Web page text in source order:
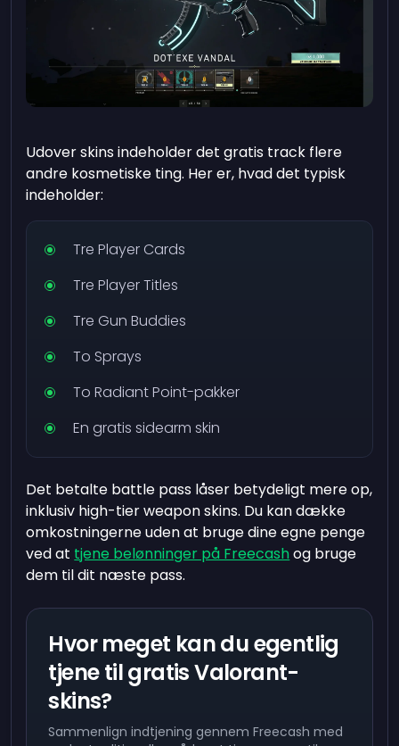
Udover skins indeholder det gratis track flere
andre kosmetiske ting. Her er, hvad det typisk
indeholder:
Tre Player Cards
Tre Player Titles
Tre Gun Buddies
To Sprays
To Radiant Point-pakker
En gratis sidearm skin
Det betalte battle pass låser betydeligt mere op,
inklusiv high-tier weapon skins. Du kan dække
omkostningerne uden at bruge dine egne penge
ved at tjene belønninger på Freecashog bruge
dem til dit næste pass.
Hvor meget kan du egentlig
tjene til gratis Valorant-
skins?
Sammenlign indtjening gennem Freecash med